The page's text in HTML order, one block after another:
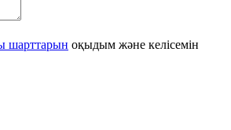
шарттарын оқыдым және келісемін